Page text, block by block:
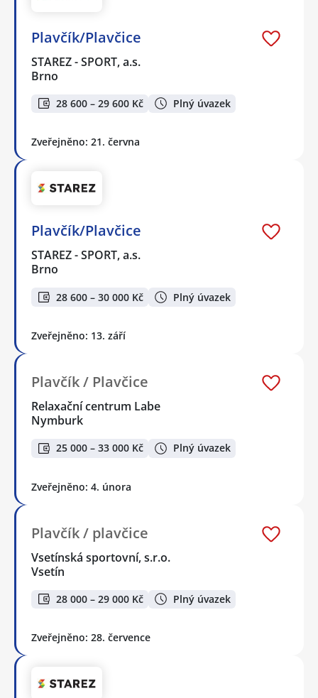
Plavčík/Plavčice
STAREZ - SPORT, a.s.
Brno
28 600 – 29 600 Kč Plný úvazek
Zveřejněno: 21. června
Plavčík/Plavčice
STAREZ - SPORT, a.s.
Brno
28 600 – 30 000 Kč Plný úvazek
Zveřejněno: 13. září
Plavčík / Plavčice
Relaxační centrum Labe
Nymburk
25 000 – 33 000 Kč Plný úvazek
Zveřejněno: 4. února
Plavčík / plavčice
Vsetínská sportovní, s.r.o.
Vsetín
28 000 – 29 000 Kč Plný úvazek
Zveřejněno: 28. července